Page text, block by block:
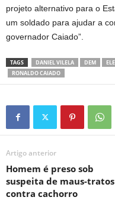
projeto alternativo para o
um soldado para ajudar a
governador Caiado”.
TAGS DANIEL VILELA DEM
RONALDO CAIADO
Artigo anterior
Homem é preso sob
suspeita de maus-tratos
contra cachorro